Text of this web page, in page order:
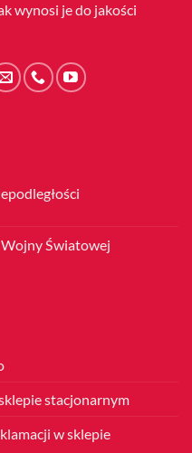
wynosi je do jakości
Światowej
stacjonarnym
w sklepie